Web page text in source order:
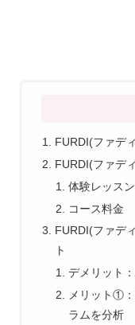
FURDI(ファデ
FURDI(ファデ
体験レッス
コース料金
FURDI(ファデ
ト
デメリット
メリット①
ラムを分析